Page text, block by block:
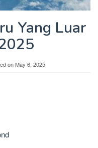
Yang Luar
onMay 6, 2025